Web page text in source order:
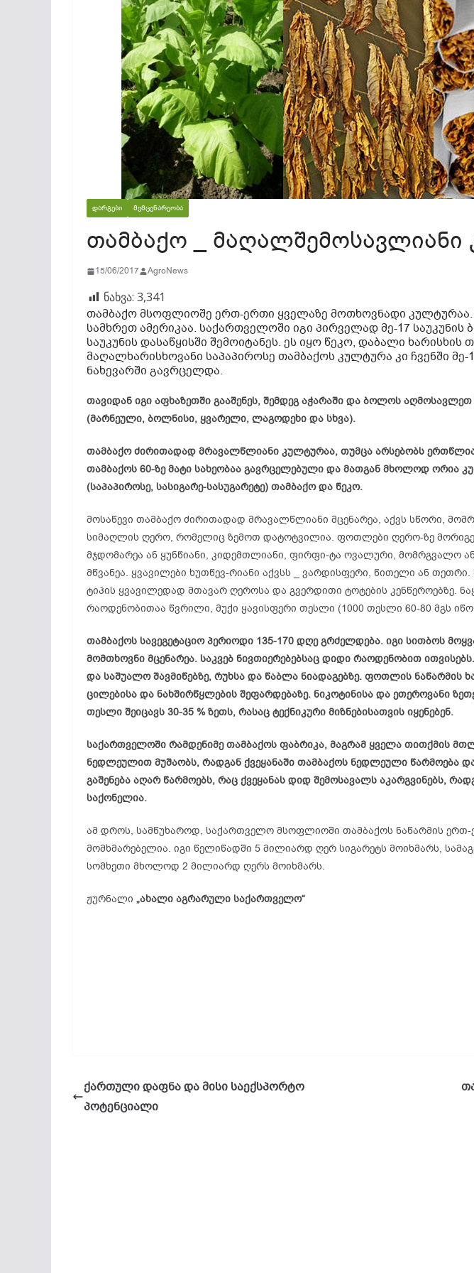
ᲓᲐᲠᲒᲔᲑᲘ ᲛᲔᲛᲪᲔᲜᲐᲠᲔᲝᲑᲐ
თამბაქო _
15/06/2017 AgroNews
ნახვა: 3,341
თამბაქო მსოფლიოშე ერთ-ერთი ყველაზე მოთხოვნადი
სამხრეთ ამერიკაა. საქართველოში იგი პირველად მე-17 საუკუნის
საუკუნის დასაწყისში შემოიტანეს. ეს იყო წეკო, დაბალი ხარისხის
მაღალხარისხოვანი საპაპიროსე თამბაქოს კულტურა კი ჩვენში მე-
ნახევარში გავრცელდა.
თავიდან იგი აფხაზეთში გააშენეს, შემდეგ აჭარაში და ბოლოს
(მარნეული, ბოლნისი, ყვარელი, ლაგოდეხი და სხვა).
თამბაქო ძირითადად მრავალწლიანი კულტურაა, თუმცა არსებობს
თამბაქოს 60-ზე მატი სახეობაა გავრცელებული და მათგან მხოლოდ ორია
(საპაპიროსე, სასიგარე-სასუგარეტე) თამბაქო და წეკო.
მოსაწევი თამბაქო ძირითადად მრავალწლიანი მცენარეა, აქვს სწორი,
სიმაღლის ღერო, რომელიც ზემოთ დატოტვილია. ფოთლები ღერო-ზე
მჯდომარეა ან ყუნწიანი, კიდემთლიანი, ფირფი-ტა ოვალური, მომრგვალო
მწვანეა. ყვავილები ხუთწევ-რიანი აქვსს _ ვარდისფერი, წითელი ან
ტიპის ყვავილედად მთავარ ღეროსა და გვერდითი ტოტების კენწეროებზე.
რაოდენობითაა წვრილი, მუქი ყავისფერი თესლი (1000 თესლი 60-80 მგს
თამბაქოს სავეგეტაციო პერიოდი 135-170 დღე გრძელდება. იგი სითბოს
მომთხოვნი მცენარეა. საკვებ ნივთიერებებსაც დიდი რაოდენობით
და საშუალო შავმიწებზე, რუხსა და წაბლა ნიადაგებზე. ფოთლის ნაწარმის
ცილებისა და ნახშირწყლების შეფარდებაზე. ნიკოტინისა და ეთეროვანი
თესლი შეიცავს 30-35 % ზეთს, რასაც ტექნიკური მიზნებისათვის იყენებენ.
საქართველოში რამდენიმე თამბაქოს ფაბრიკა, მაგრამ ყველა თითქმის
ნედლეულით მუშაობს, რადგან ქვეყანაში თამბაქოს ნედლეული წარმოება
გაშენება აღარ წარმოებს, რაც ქვეყანას დიდ შემოსავალს აკარგვინებს,
საქონელია.
ამ დროს, სამწუხაროდ, საქართველო მსოფლიოში თამბაქოს ნაწარმის ერთ-
მომხმარებელია. იგი წელიწადში 5 მილიარდ ღერ სიგარეტს მოიხმარს,
სომხეთი მხოლოდ 2 მილიარდ ღერს მოიხმარს.
ჟურნალი „ახალი აგრარული საქართველო“
ქართული დაფნა და მისი საექსპორტო
პოტენციალი